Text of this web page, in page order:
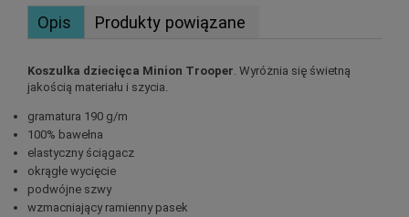
Opis Produkty powiązane
Koszulka dziecięca Minion Trooper . Wyróżnia się świetną
jakością materiału i szycia.
gramatura 190 g/m
100% bawełna
elastyczny ściągacz
okrągłe wycięcie
podwójne szwy
wzmacniający ramienny pasek